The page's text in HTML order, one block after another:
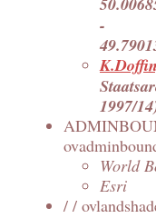
-
1997/
World
Esri
/ /